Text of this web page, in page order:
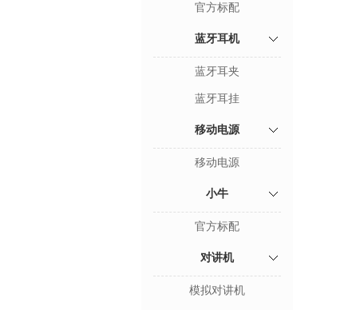
官方标配
蓝牙耳机
蓝牙耳夹
蓝牙耳挂
移动电源
移动电源
小牛
官方标配
对讲机
模拟对讲机